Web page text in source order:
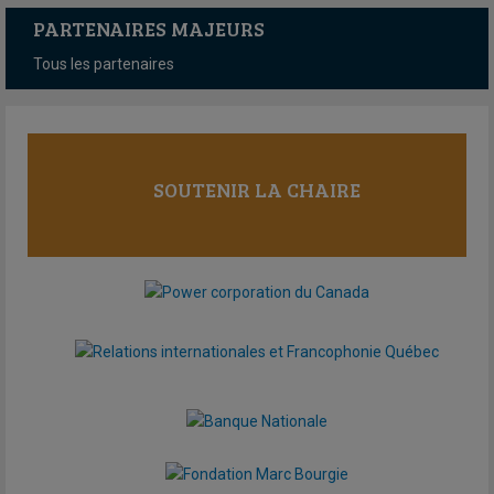
PARTENAIRES MAJEURS
Tous les partenaires
SOUTENIR LA CHAIRE